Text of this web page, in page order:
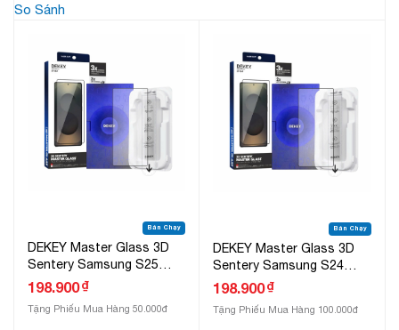
So Sánh
Bán Chạy
DEKEY Master Glass 3D
Sentery Samsung S25
Series
198.900₫
Tặng Phiếu Mua Hàng 50.000đ
Bán Chạy
DEKEY Master Glass 3D
Sentery Samsung S24
Series
198.900₫
Tặng Phiếu Mua Hàng 100.000đ